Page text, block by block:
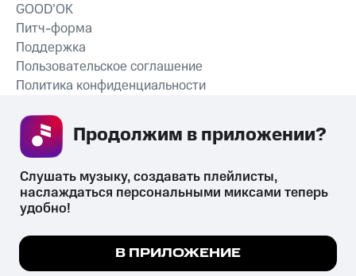
СКАЧАТЬ ПРИЛОЖЕНИЕ
GOOD’OK
Питч-форма
Поддержка
Пользовательское соглашение
Политика конфиденциальности
психотропных веществ, их аналогов причиняет вред здоровью,
их незаконный оборот запрещён и влечёт установленную
законодательством ответственность.
Мы используем куки, чтобы на сайте все
Подробнее
Слушать музыку, создавать плейлисты,
наслаждаться персональными миксами теперь
удобно!
В ПРИЛОЖЕНИЕ